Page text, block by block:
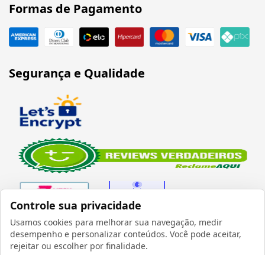
Controle sua privacidade
Usamos cookies para melhorar sua navegação, medir
desempenho e personalizar conteúdos. Você pode aceitar,
rejeitar ou escolher por finalidade.
Formas de Pagamento
Segurança e Qualidade
Verificada por